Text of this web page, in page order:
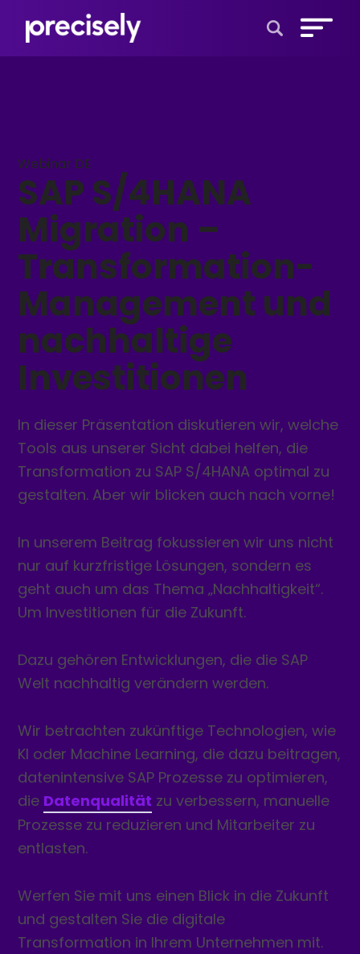
Webinar DE
SAP S/4HANA
Migration –
Transformation-
Management und
nachhaltige
Investitionen
In dieser Präsentation diskutieren wir, welche
Tools aus unserer Sicht dabei helfen, die
Transformation zu SAP S/4HANA optimal zu
gestalten. Aber wir blicken auch nach vorne!
In unserem Beitrag fokussieren wir uns nicht
nur auf kurzfristige Lösungen, sondern es
geht auch um das Thema „Nachhaltigkeit“.
Um Investitionen für die Zukunft.
Dazu gehören Entwicklungen, die die SAP
Welt nachhaltig verändern werden.
Wir betrachten zukünftige Technologien, wie
KI oder Machine Learning, die dazu beitragen,
datenintensive SAP Prozesse zu optimieren,
die Datenqualität zu verbessern, manuelle
Prozesse zu reduzieren und Mitarbeiter zu
entlasten.
Werfen Sie mit uns einen Blick in die Zukunft
und gestalten Sie die digitale
Transformation in Ihrem Unternehmen mit.